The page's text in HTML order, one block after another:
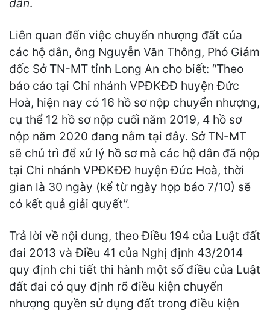
dân.
Liên quan đến việc chuyển nhượng đất của
các hộ dân, ông Nguyễn Văn Thông, Phó Giám
đốc Sở TN-MT tỉnh Long An cho biết: “Theo
báo cáo tại Chi nhánh VPĐKĐĐ huyện Đức
Hoà, hiện nay có 16 hồ sơ nộp chuyển nhượng,
cụ thể 12 hồ sơ nộp cuối năm 2019, 4 hồ sơ
nộp năm 2020 đang nằm tại đây. Sở TN-MT
sẽ chủ trì để xử lý hồ sơ mà các hộ dân đã nộp
tại Chi nhánh VPĐKĐĐ huyện Đức Hoà, thời
gian là 30 ngày (kể từ ngày họp báo 7/10) sẽ
có kết quả giải quyết”.
Trả lời về nội dung, theo Điều 194 của Luật đất
đai 2013 và Điều 41 của Nghị định 43/2014
quy định chi tiết thi hành một số điều của Luật
đất đai có quy định rõ điều kiện chuyển
nhượng quyền sử dụng đất trong điều kiện